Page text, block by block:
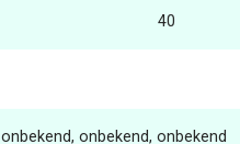
40
onbekend, onbekend, onbekend